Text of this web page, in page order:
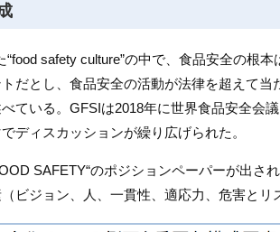
safety culture”の中で、食品安全の根
だとし、食品安全の活動が法律を超えて当
ている。GFSIは2018年に世界食品安全会
ディスカッションが繰り広げられた。
SAFETY“のポジションペーパーが出さ
ビジョン、人、一貫性、適応力、危害とリ